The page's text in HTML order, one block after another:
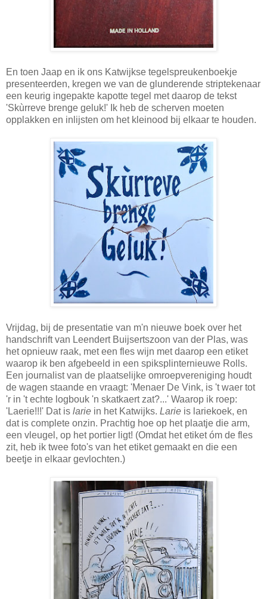
En toen Jaap en ik ons Katwijkse tegelspreukenboekje
presenteerden, kregen we van de glunderende striptekenaar
een keurig ingepakte kapotte tegel met daarop de tekst
'Skùrreve brenge geluk!' Ik heb de scherven moeten
opplakken en inlijsten om het kleinood bij elkaar te houden.
Vrijdag, bij de presentatie van m'n nieuwe boek over het
handschrift van Leendert Buijsertszoon van der Plas, was
het opnieuw raak, met een fles wijn met daarop een etiket
waarop ik ben afgebeeld in een spiksplinternieuwe Rolls.
Een journalist van de plaatselijke omroepvereniging houdt
de wagen staande en vraagt: 'Menaer De Vink, is 't waer tot
'r in 't echte logbouk 'n skatkaert zat?...' Waarop ik roep:
'Laerie!!!' Dat is larie in het Katwijks. Larie is lariekoek, en
dat is complete onzin. Prachtig hoe op het plaatje die arm,
een vleugel, op het portier ligt! (Omdat het etiket óm de fles
zit, heb ik twee foto's van het etiket gemaakt en die een
beetje in elkaar gevlochten.)